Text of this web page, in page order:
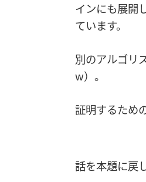
インにも展開
ています。
別のアルゴリ
w）。
証明するため
話を本題に戻